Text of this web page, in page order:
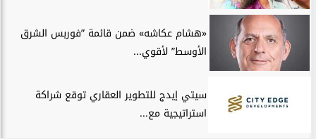
«هشام عكاشه» ضمن قائمة ”فوربس الشرق
الأوسط” لأقوي...
سيتي إيدج للتطوير العقاري توقع شراكة
استراتيجية مع...